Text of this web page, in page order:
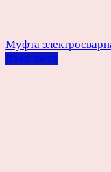
Муфта
Read more